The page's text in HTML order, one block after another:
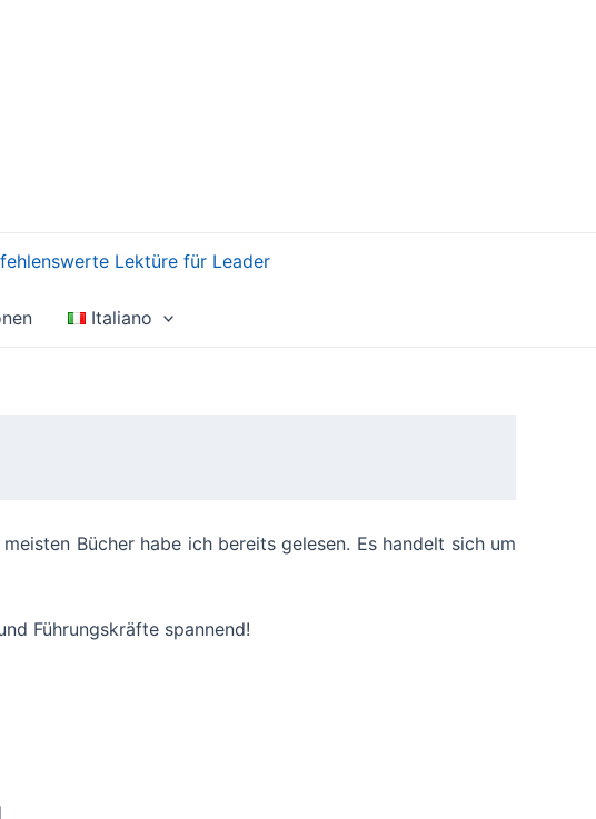
Lektüre für Leader
Italiano
Bücher habe ich bereits gelesen. Es handelt sich um
Führungskräfte spannend!